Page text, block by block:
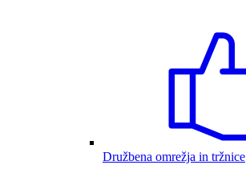
Družbena omrežja in tržnice